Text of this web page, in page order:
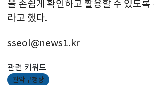
을 손쉽게 확인하고 활용할 수 있도록
라고 했다.
sseol@news1.kr
관련 키워드
관악구청장